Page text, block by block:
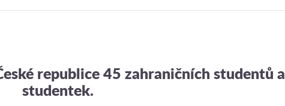
republice 45 zahraničních studentů a
studentek.